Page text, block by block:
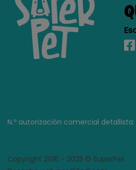
N.º autorización comercial
Copyright 2016 - 2025 © SuperPet